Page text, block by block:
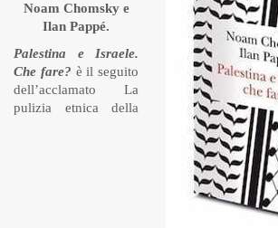
Noam Chomsky e
Ilan Pappé.
Palestina e Israele.
Che fare? è il seguito
dell’acclamato La
pulizia etnica della